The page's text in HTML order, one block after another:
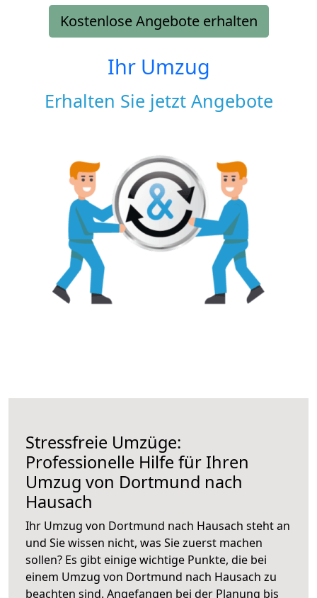
Kostenlose Angebote erhalten
Ihr Umzug
Erhalten Sie jetzt Angebote
Stressfreie Umzüge:
Professionelle Hilfe für Ihren
Umzug von Dortmund nach
Hausach
Ihr Umzug von Dortmund nach Hausach steht an
und Sie wissen nicht, was Sie zuerst machen
sollen? Es gibt einige wichtige Punkte, die bei
einem Umzug von Dortmund nach Hausach zu
beachten sind. Angefangen bei der Planung bis